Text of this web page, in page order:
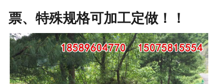
联系我们
票、特殊规格可加工定做！！